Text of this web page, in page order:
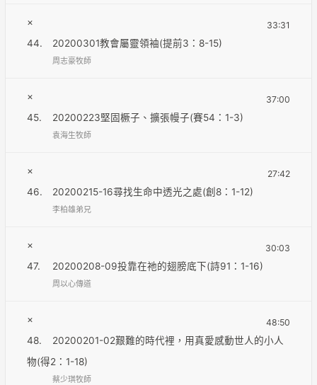
×
44.
20200301教會屬靈領袖(提前3：8-15)
33:31
周志豪牧師
×
45.
20200223堅固橛子、擴張幔子(賽54：1-3)
37:00
袁海生牧師
×
46.
20200215-16尋找生命中透光之處(創8：1-12)
27:42
李柏雄弟兄
×
47.
20200208-09投靠在祂的翅膀底下(詩91：1-16)
30:03
周以心傳道
×
48.
20200201-02艱難的時代裡，用真愛感動世人的小人
物(得2：1-18)
48:50
蔡少琪牧師